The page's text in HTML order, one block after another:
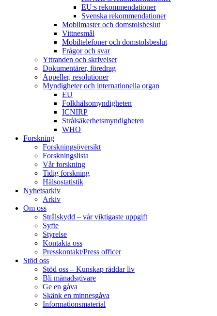
EU:s rekommendationer
Svenska rekommendationer
Mobilmaster och domstolsbeslut
Vittnesmål
Mobiltelefoner och domstolsbeslut
Frågor och svar
Yttranden och skrivelser
Dokumentärer, föredrag
Appeller, resolutioner
Myndigheter och internationella organ
EU
Folkhälsomyndigheten
ICNIRP
Strålsäkerhetsmyndigheten
WHO
Forskning
Forskningsöversikt
Forskningslista
Vår forskning
Tidig forskning
Hälsostatistik
Nyhetsarkiv
Arkiv
Om oss
Strålskydd – vår viktigaste uppgift
Syfte
Styrelse
Kontakta oss
Presskontakt/Press officer
Stöd oss
Stöd oss – Kunskap räddar liv
Bli månadsgivare
Ge en gåva
Skänk en minnesgåva
Informationsmaterial